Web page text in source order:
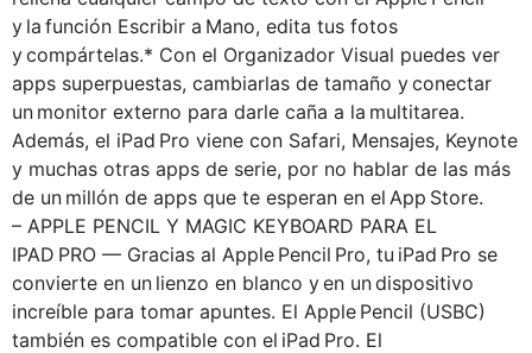
y la función Escribir a Mano, edita tus fotos
y compártelas.* Con el Organizador Visual puedes ver
apps superpuestas, cambiarlas de tamaño y conectar
un monitor externo para darle caña a la multitarea.
Además, el iPad Pro viene con Safari, Mensajes, Keynote
y muchas otras apps de serie, por no hablar de las más
de un millón de apps que te esperan en el App Store.
– APPLE PENCIL Y MAGIC KEYBOARD PARA EL
IPAD PRO — Gracias al Apple Pencil Pro, tu iPad Pro se
convierte en un lienzo en blanco y en un dispositivo
increíble para tomar apuntes. El Apple Pencil (USBC)
también es compatible con el iPad Pro. El